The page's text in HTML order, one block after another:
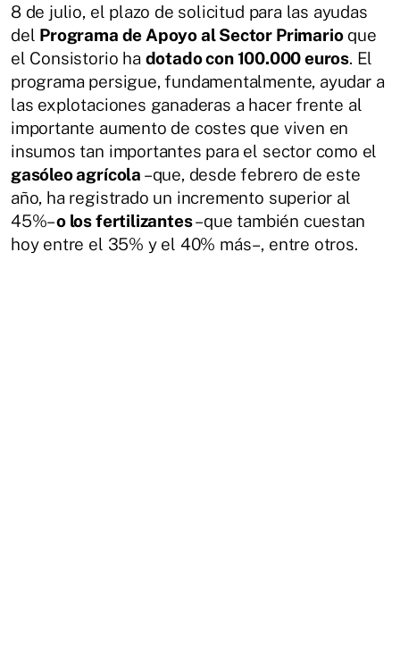
8 de julio, el plazo de solicitud para las ayudas
del Programa de Apoyo al Sector Primarioque
el Consistorio ha dotado con 100.000 euros. El
programa persigue, fundamentalmente, ayudar a
las explotaciones ganaderas a hacer frente al
importante aumento de costes que viven en
insumos tan importantes para el sector como el
gasóleo agrícola –que, desde febrero de este
año, ha registrado un incremento superior al
45%–o los fertilizantes–que también cuestan
hoy entre el 35% y el 40% más–, entre otros.